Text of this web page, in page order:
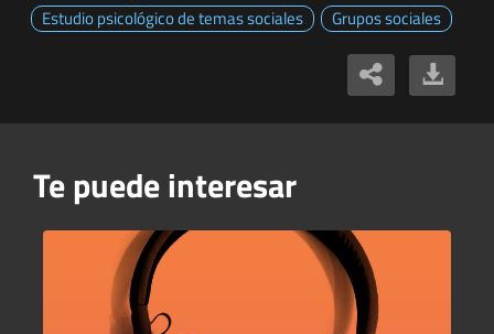
Estudio psicológico de temas sociales
Grupos sociales
Te puede interesar